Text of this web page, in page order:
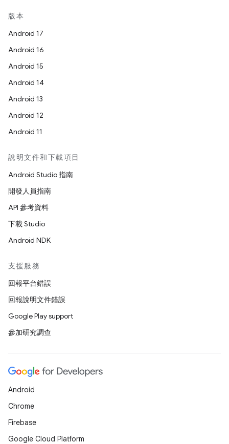
版本
Android 17
Android 16
Android 15
Android 14
Android 13
Android 12
Android 11
說明文件和下載項目
Android Studio 指南
開發人員指南
API 參考資料
下載 Studio
Android NDK
支援服務
回報平台錯誤
回報說明文件錯誤
Google Play support
參加研究調查
Android
Chrome
Firebase
Google Cloud Platform